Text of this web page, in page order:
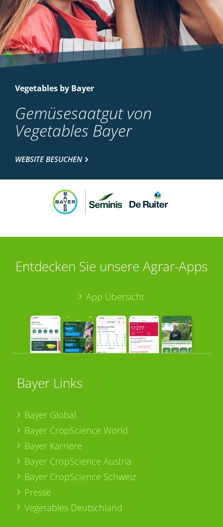
Vegetables by Bayer
Gemüsesaatgut von
Vegetables Bayer
WEBSITE BESUCHEN
Entdecken Sie unsere Agrar-Apps
App Übersicht
Bayer Links
Bayer Global
Bayer CropScience World
Bayer Karriere
Bayer CropScience Austria
Bayer CropScience Schweiz
Presse
Vegetables Deutschland